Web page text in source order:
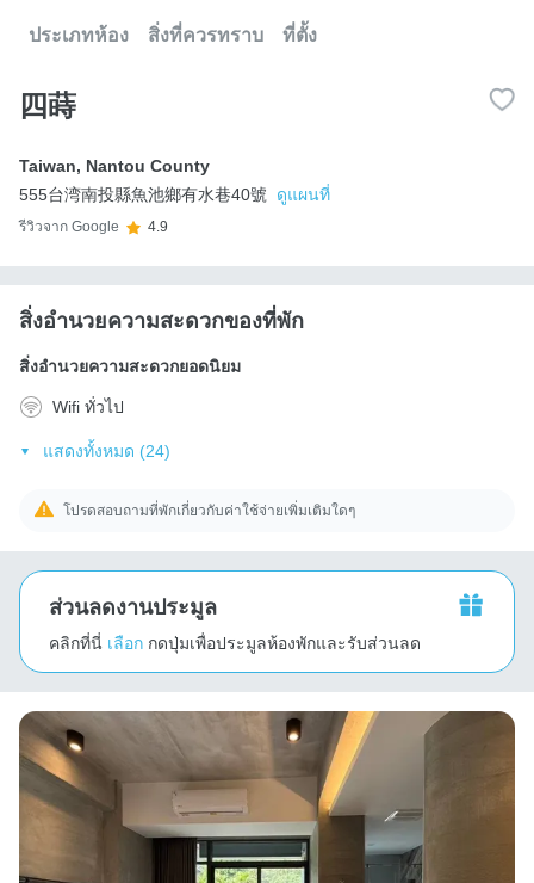
ประเภทห้อง สิ่งที่ควรทราบ ที่ตั้ง
四蒔
Taiwan, Nantou County
555台湾南投縣魚池鄉有水巷40號
ดูแผนที่
รีวิวจาก Google 4.9
สิ่งอำนวยความสะดวกของที่พัก
สิ่งอำนวยความสะดวกยอดนิยม
Wifi ทั่วไป
แสดงทั้งหมด (24)
โปรดสอบถามที่พักเกี่ยวกับค่าใช้จ่ายเพิ่มเติมใดๆ
ส่วนลดงานประมูล
คลิกที่นี่ เลือก กดปุ่มเพื่อประมูลห้องพักและรับส่วนลด